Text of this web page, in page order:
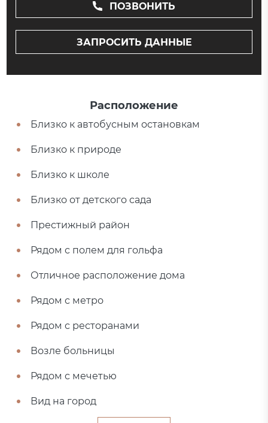
ПОЗВОНИТЬ
ЗАПРОСИТЬ ДАННЫЕ
Расположение
Близко к автобусным остановкам
Близко к природе
Близко к школе
Близко от детского сада
Престижный район
Рядом с полем для гольфа
Отличное расположение дома
Рядом с метро
Рядом с ресторанами
Возле больницы
Рядом с мечетью
Вид на город